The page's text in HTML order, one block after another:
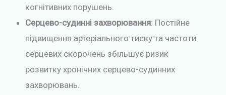
когнітивних порушень.
Серцево-судинні захворювання: Постійне
підвищення артеріального тиску та частоти
серцевих скорочень збільшує ризик
розвитку хронічних серцево-судинних
захворювань.